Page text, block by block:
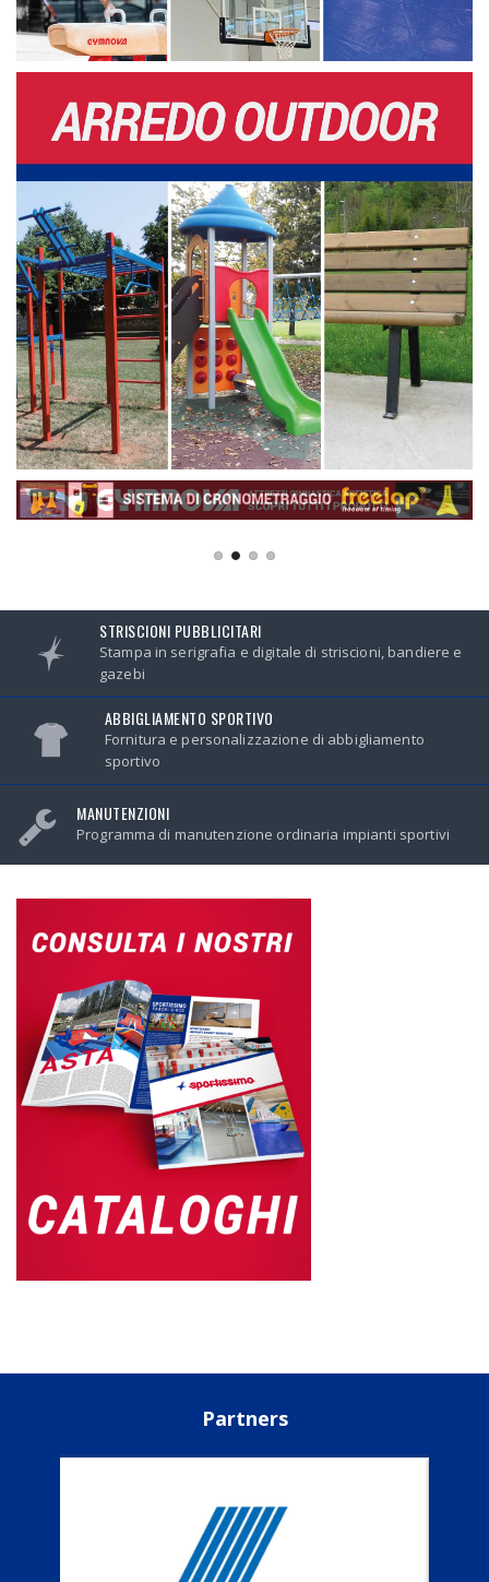
STRISCIONI PUBBLICITARI
Stampa in serigrafia e digitale di striscioni, bandiere e
gazebi
ABBIGLIAMENTO SPORTIVO
Fornitura e personalizzazione di abbigliamento
sportivo
MANUTENZIONI
Programma di manutenzione ordinaria impianti sportivi
Partners